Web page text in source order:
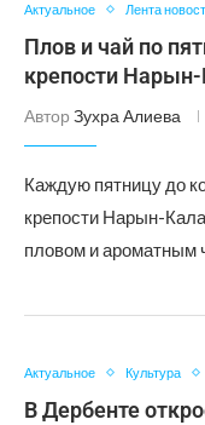
Актуальное Лента
Плов и чай по
крепости
Автор Зухра Алиева
Каждую пятницу до
крепости Нарын-
пловом и ароматным
Актуальное Культура
В Дербенте